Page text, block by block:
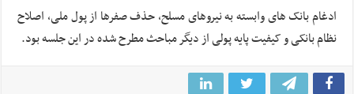
ادغام بانک های وابسته به نیروهای مسلح، حذف صفرها از پول ملی، اصلاح
نظام بانکی و کیفیت پایه پولی از دیگر مباحث مطرح شده در این جلسه بود.